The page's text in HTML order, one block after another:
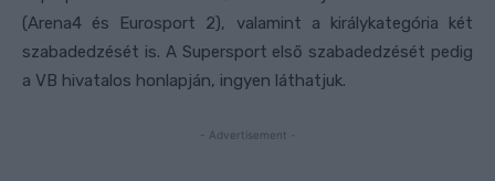
(Arena4 és Eurosport 2), valamint a királykategória két
szabadedzését is. A Supersport első szabadedzését pedig
a VB hivatalos honlapján, ingyen láthatjuk.
- Advertisement -